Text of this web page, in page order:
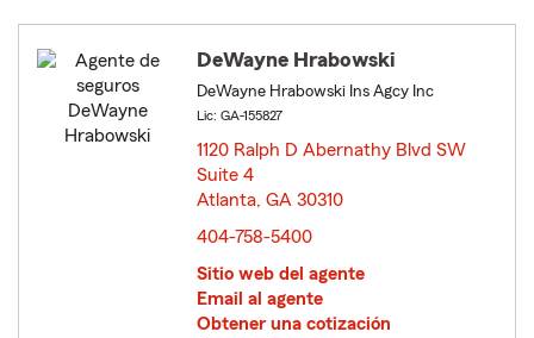
DeWayne Hrabowski
DeWayne Hrabowski Ins Agcy Inc
Lic: GA-155827
1120 Ralph D Abernathy Blvd SW
Suite 4
Atlanta, GA 30310
404-758-5400
Sitio web del agente
Email al agente
Obtener una cotización